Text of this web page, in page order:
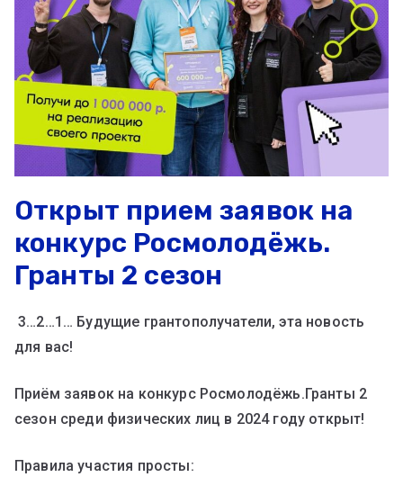
Открыт прием заявок на
конкурс Росмолодёжь.
Гранты 2 сезон
3…2…1… Будущие грантополучатели, эта новость
для вас!
Приём заявок на конкурс Росмолодёжь.Гранты 2
сезон среди физических лиц в 2024 году открыт!
Правила участия просты: